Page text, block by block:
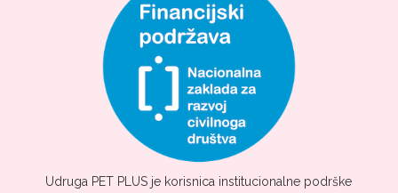
Udruga PET PLUS je korisnica institucionalne podrške